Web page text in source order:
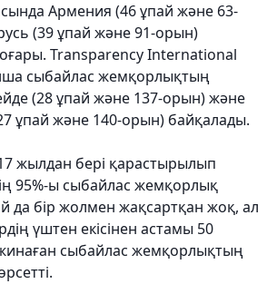
Армения (46 ұпай және 63-
(39 ұпай және 91-орын)
Transparency International
сыбайлас жемқорлықтың
(28 ұпай және 137-орын) және
ұпай және 140-орын) байқалады.
жылдан бері қарастырылып
95%-ы сыбайлас жемқорлық
да бір жолмен жақсартқан жоқ, ал
үштен екісінен астамы 50
сыбайлас жемқорлықтың